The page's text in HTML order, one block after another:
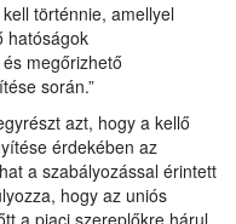
történnie, amellyel
hatóságok
megőrizhető
során.”
azt, hogy a kellő
érdekében az
a szabályozással érintett
hogy az uniós